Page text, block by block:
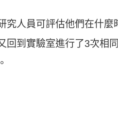
究人員可評估他們在什麼
回到實驗室進行了3次相